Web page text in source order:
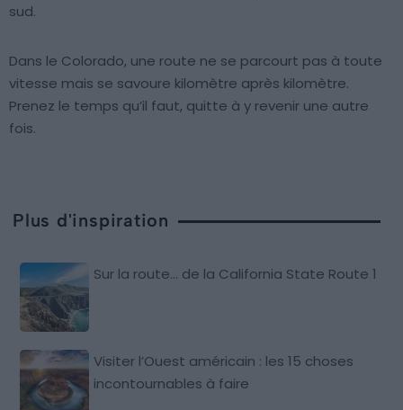
sud.
Dans le Colorado, une route ne se parcourt pas à toute
vitesse mais se savoure kilomètre après kilomètre.
Prenez le temps qu’il faut, quitte à y revenir une autre
fois.
Plus d'inspiration
Sur la route… de la California State Route 1
Visiter l’Ouest américain : les 15 choses
incontournables à faire